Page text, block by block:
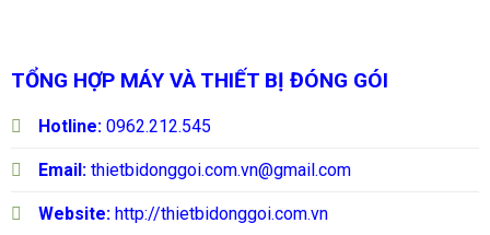
TỔNG HỢP MÁY VÀ THIẾT BỊ ĐÓNG GÓI
Hotline: 0962.212.545
Email: thietbidonggoi.com.vn@gmail.com
Website: http://thietbidonggoi.com.vn